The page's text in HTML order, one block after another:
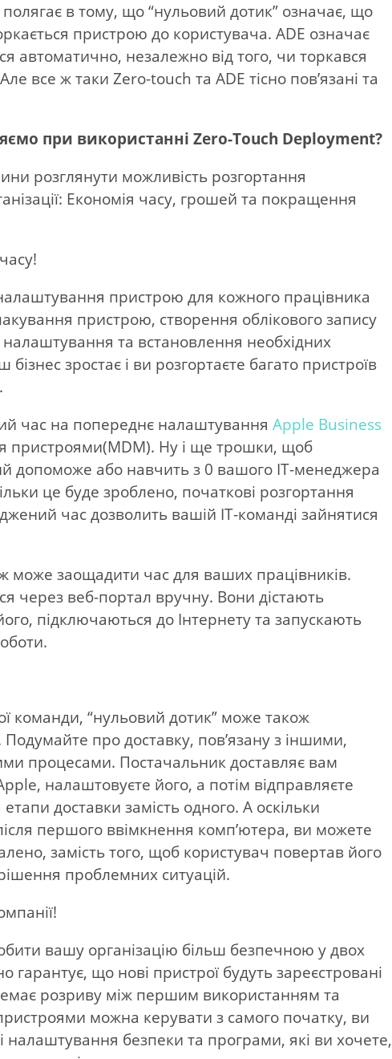
в тому, що “нульовий дотик” означає, що
пристрою до користувача. ADE означає
автоматично, незалежно від того, чи торкався
все ж таки Zero-touch та ADE тісно пов’язані та
при використанні Zero-Touch Deployment?
розглянути можливість розгортання
Економія часу, грошей та покращення
пристрою для кожного працівника
пристрою, створення облікового запису
налаштування та встановлення необхідних
зростає і ви розгортаєте багато пристроїв
час на попереднє налаштуванняApple Business
пристроями(MDM). Ну і ще трошки, щоб
допоможе або навчить з 0 вашого IT-менеджера
це буде зроблено, початкові розгортання
час дозволить вашій ІТ-команді зайнятися
може заощадити час для ваших працівників.
через веб-портал вручну. Вони дістають
підключаються до Інтернету та запускають
команди, “нульовий дотик” може також
про доставку, пов’язану з іншими,
процесами. Постачальник доставляє вам
налаштовуєте його, а потім відправляєте
доставки замість одного. А оскільки
першого ввімкнення комп’ютера, ви можете
замість того, щоб користувач повертав його
проблемних ситуацій.
вашу організацію більш безпечною у двох
що нові пристрої будуть зареєстровані
розриву між першим використанням та
можна керувати з самого початку, ви
безпеки та програми, які ви хочете,